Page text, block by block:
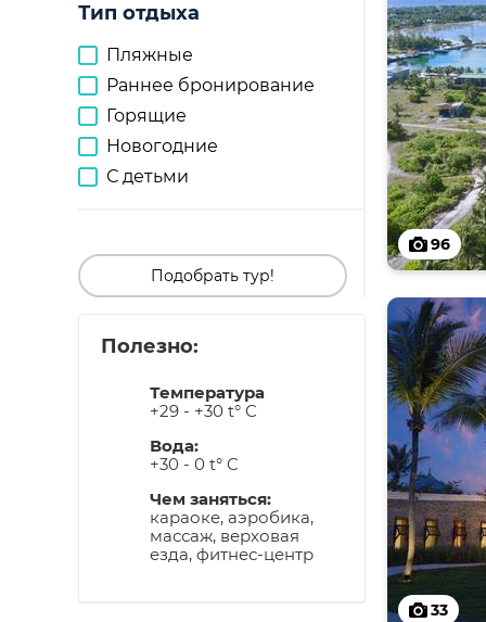
Тип отдыха
Пляжные
Раннее бронирование
Горящие
Новогодние
С детьми
Подобрать тур!
Полезно:
Температура
+29 - +30 t° C
Вода:
+30 - 0 t° C
Чем заняться:
караоке, аэробика,
массаж, верховая
езда, фитнес-центр
96
33